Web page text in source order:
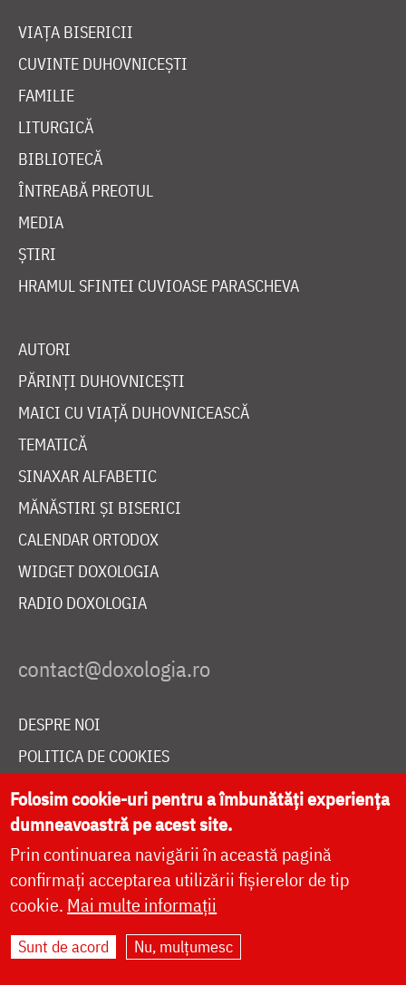
VIAȚA BISERICII
CUVINTE DUHOVNICEȘTI
FAMILIE
LITURGICĂ
BIBLIOTECĂ
ÎNTREABĂ PREOTUL
MEDIA
ȘTIRI
HRAMUL SFINTEI CUVIOASE PARASCHEVA
AUTORI
PĂRINȚI DUHOVNICEȘTI
MAICI CU VIAȚĂ DUHOVNICEASCĂ
TEMATICĂ
SINAXAR ALFABETIC
MĂNĂSTIRI ȘI BISERICI
CALENDAR ORTODOX
WIDGET DOXOLOGIA
RADIO DOXOLOGIA
DESPRE NOI
POLITICA DE COOKIES
DONEAZĂ ONLINE PENTRU CATEDRALA NAȚIONALĂ
LIVE
Site dezvoltat deDOXOLOGIA MEDIA
Arhiepiscopia Iașilor | ©
Folosim cookie-uri pentru a îmbunătăți experiența
dumneavoastră pe acest site.
Prin continuarea navigării în această pagină
confirmați acceptarea utilizării fișierelor de tip
cookie. Mai multe informații
Sunt de acord Nu, mulțumesc